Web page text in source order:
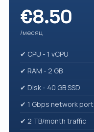
€8.50
/месяц
✔ CPU - 1 vCPU
✔ RAM - 2 GB
✔ Disk - 40 GB SSD
✔ 1 Gbps network port
✔ 2 TB/month traffic